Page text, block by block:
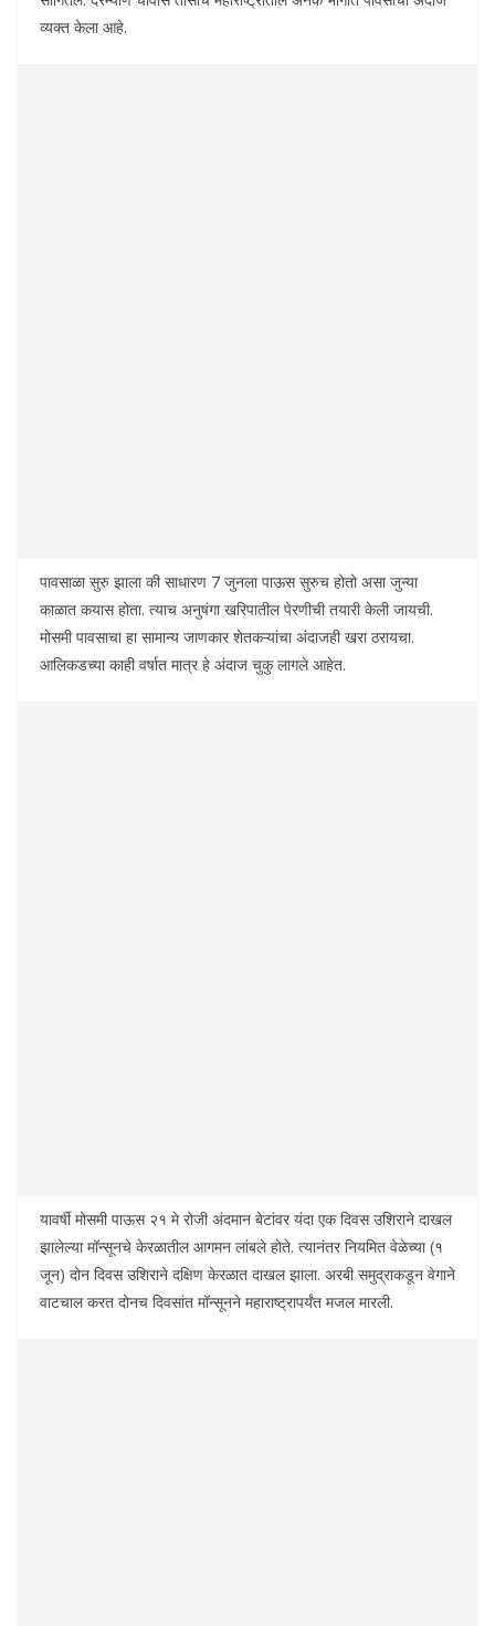
व्यक्त केला आहे.
पावसाळा सुरु झाला की साधारण 7 जुनला पाऊस सुरुच होतो असा जुन्या
काळात कयास होता. त्याच अनुषंगा खरिपातील पेरणीची तयारी केली जायची.
मोसमी पावसाचा हा सामान्य जाणकार शेतकऱ्यांचा अंदाजही खरा ठरायचा.
आलिकडच्या काही वर्षात मात्र हे अंदाज चुकु लागले आहेत.
यावर्षी मोसमी पाऊस २१ मे रोजी अंदमान बेटांवर यंदा एक दिवस उशिराने दाखल
झालेल्या मॉन्सूनचे केरळातील आगमन लांबले होते. त्यानंतर नियमित वेळेच्या (१
जून) दोन दिवस उशिराने दक्षिण केरळात दाखल झाला. अरबी समुद्राकडून वेगाने
वाटचाल करत दोनच दिवसांत मॉन्सूनने महाराष्ट्रापर्यंत मजल मारली.